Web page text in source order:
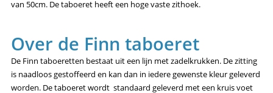
van 50cm. De taboeret heeft een hoge vaste zithoek.
Over de Finn taboeret
De Finn taboeretten bestaat uit een lijn met zadelkrukken. De zitting
is naadloos gestoffeerd en kan dan in iedere gewenste kleur geleverd
worden. De taboeret wordt standaard geleverd met een kruis voet